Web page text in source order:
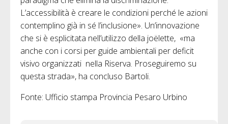
L’accessibilità è creare le condizioni perché le azioni
contemplino già in sé l’inclusione». Un’innovazione
che si è esplicitata nell’utilizzo della joëlette, «ma
anche con i corsi per guide ambientali per deficit
visivo organizzati nella Riserva. Proseguiremo su
questa strada», ha concluso Bartoli.
Fonte: Ufficio stampa Provincia Pesaro Urbino